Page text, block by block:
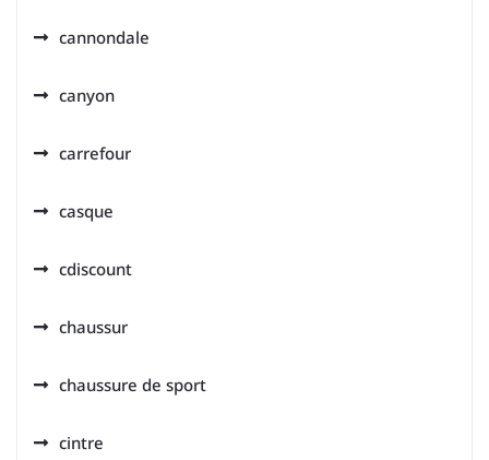
cannondale
canyon
carrefour
casque
cdiscount
chaussur
chaussure de sport
cintre